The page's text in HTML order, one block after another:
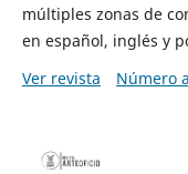
múltiples zonas de
en español, inglés y
Ver revista
Número